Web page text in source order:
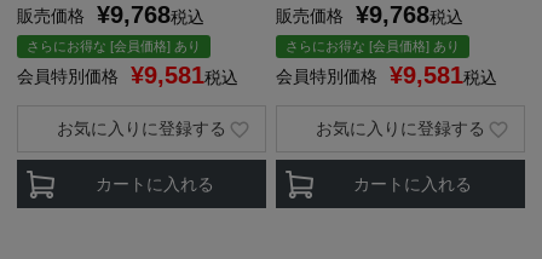
販売価格
¥9,768税込
さらにお得な [会員価格] あり
会員特別価格 ¥9,581税込
カートに入れる
お気に入りに登録する
販売価格
¥9,768税込
さらにお得な [会員価格] あり
会員特別価格 ¥9,581税込
カートに入れる
お気に入りに登録する